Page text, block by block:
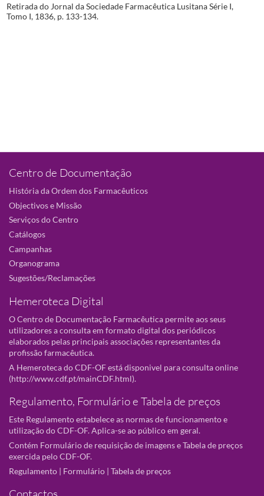
Retirada do Jornal da Sociedade Farmacêutica Lusitana Série I,
Tomo I, 1836, p. 133-134.
Centro de Documentação
História da Ordem dos Farmacêuticos
Objectivos e Missão
Serviços do Centro
Catálogos
Campanhas
Organograma
Sugestões/Reclamações
Hemeroteca Digital
O Centro de Documentação Farmacêutica permite aos seus
utilizadores a consulta em formato digital dos periódicos
elaborados pelas principais associações representantes da
profissão farmacêutica.
A Hemeroteca do CDF-OF está disponivel para consulta online
(http://www.cdf.pt/mainCDF.html).
Regulamento, Formulário e Tabela de preços
Este Regulamento estabelece as normas de funcionamento e
utilização do CDF-OF. Aplica-se ao público em geral.
Contém Formulário de requisição de imagens e Tabela de preços
exercida pelo CDF-OF.
Regulamento | Formulário | Tabela de preços